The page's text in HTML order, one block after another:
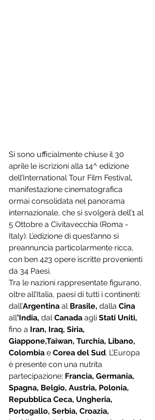
Si sono ufficialmente chiuse il 30
aprile le iscrizioni alla 14^ edizione
dell’International Tour Film Festival,
manifestazione cinematografica
ormai consolidata nel panorama
internazionale, che si svolgerà dell’1 al
5 Ottobre a Civitavecchia (Roma -
Italy). L’edizione di quest’anno si
preannuncia particolarmente ricca,
con ben 423 opere iscritte provenienti
da 34 Paesi.
Tra le nazioni rappresentate figurano,
oltre all’Italia, paesi di tutti i continenti:
dall’Argentina al Brasile, dalla Cina
all’India, dal Canada agli Stati Uniti,
fino a Iran, Iraq, Siria,
Giappone,Taiwan, Turchia, Libano,
Colombia e Corea del Sud. L’Europa
è presente con una nutrita
partecipazione: Francia, Germania,
Spagna, Belgio, Austria, Polonia,
Repubblica Ceca, Ungheria,
Portogallo, Serbia, Croazia,